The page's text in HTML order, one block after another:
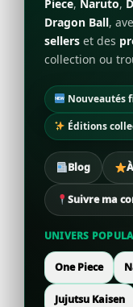
Piece, Naruto,
Dragon Ball,
sellers et des
collection ou
Nouveautés
Éditions
Blog
Suivre ma
UNIVERS
One Piece
Jujutsu Kaisen